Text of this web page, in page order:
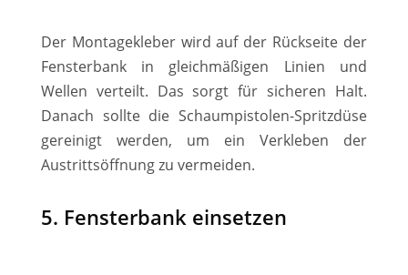
Der Montagekleber wird auf der Rückseite der
Fensterbank in gleichmäßigen Linien und
Wellen verteilt. Das sorgt für sicheren Halt.
Danach sollte die Schaumpistolen-Spritzdüse
gereinigt werden, um ein Verkleben der
Austrittsöffnung zu vermeiden.
5. Fensterbank einsetzen